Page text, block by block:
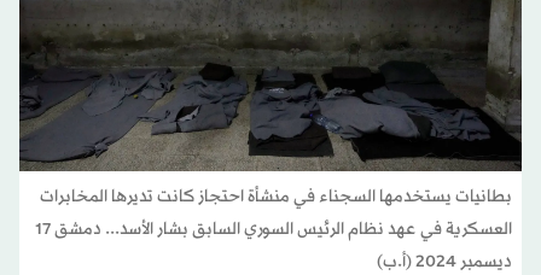
بطانيات يستخدمها السجناء في منشأة احتجاز كانت تديرها المخابرات
العسكرية في عهد نظام الرئيس السوري السابق بشار الأسد... دمشق 17
ديسمبر 2024 (أ.ب)